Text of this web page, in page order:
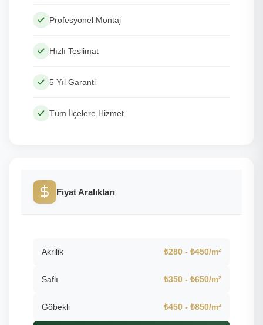
Profesyonel Montaj
Hızlı Teslimat
5 Yıl Garanti
Tüm İlçelere Hizmet
Fiyat Aralıkları
Akrilik ₺280 - ₺450/m²
Saflı ₺350 - ₺650/m²
Göbekli ₺450 - ₺850/m²